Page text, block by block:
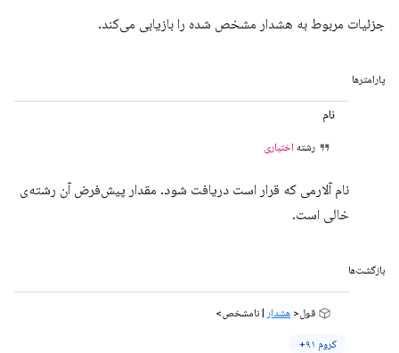
جزئیات مربوط به هشدار مشخص شده را بازیابی می‌کند.
پارامترها
نام
رشته اختیاری
نام آلارمی که قرار است دریافت شود. مقدار پیش‌فرض آن رشته‌ی
خالی است.
بازگشت‌ها
قول< هشدار | نامشخص>
کروم ۹۱+